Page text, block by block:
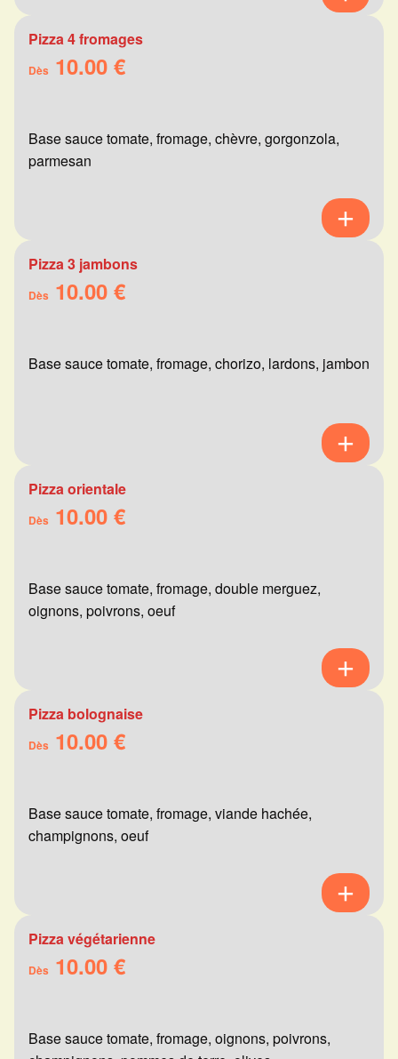
Pizza 4 fromages
Dès 10.00 €
Base sauce tomate, fromage, chèvre, gorgonzola,
parmesan
Pizza 3 jambons
Dès 10.00 €
Base sauce tomate, fromage, chorizo, lardons, jambon
Pizza orientale
Dès 10.00 €
Base sauce tomate, fromage, double merguez,
oignons, poivrons, oeuf
Pizza bolognaise
Dès 10.00 €
Base sauce tomate, fromage, viande hachée,
champignons, oeuf
Pizza végétarienne
Dès 10.00 €
Base sauce tomate, fromage, oignons, poivrons,